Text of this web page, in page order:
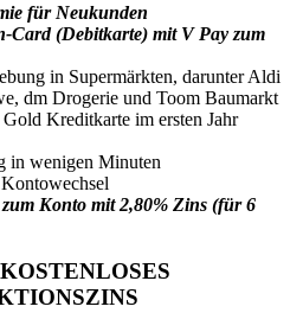
für Neukunden
Card (Debitkarte) mit V Pay zum
in Supermärkten, darunter Aldi
dm Drogerie und Toom Baumarkt
Kreditkarte im ersten Jahr
in wenigen Minuten
zum Konto mit 2,80% Zins (für 6